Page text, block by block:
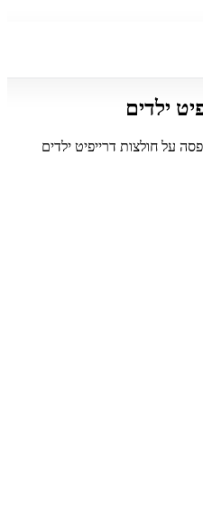
ילדים
על חולצות דרייפיט ילדים